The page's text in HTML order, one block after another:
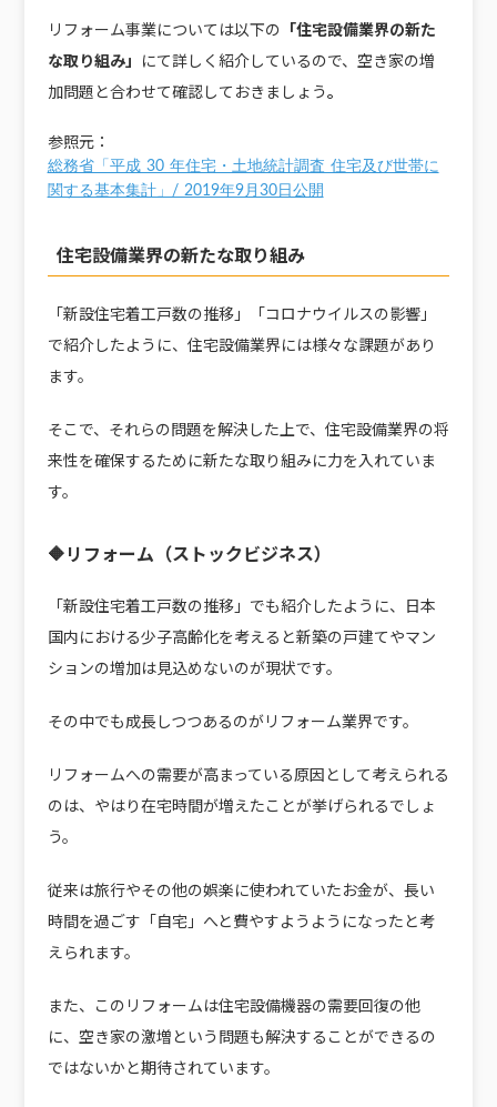
リフォーム事業については以下の 「住宅設備業界の新た
な取り組み」
にて詳しく紹介しているので、空き家の増
加問題と合わせて確認しておきましょう。
参照元：
総務省「平成 30 年住宅・土地統計調査 住宅及び世帯に
関する基本集計」/ 2019年9月30日公開
住宅設備業界の新たな取り組み
「新設住宅着工戸数の推移」「コロナウイルスの影響」
で紹介したように、住宅設備業界には様々な課題があり
ます。
そこで、それらの問題を解決した上で、住宅設備業界の将
来性を確保するために新たな取り組みに力を入れていま
す。
🔶リフォーム（ストックビジネス）
「新設住宅着工戸数の推移」でも紹介したように、日本
国内における少子高齢化を考えると新築の戸建てやマン
ションの増加は見込めないのが現状です。
その中でも成長しつつあるのがリフォーム業界です。
リフォームへの需要が高まっている原因として考えられる
のは、やはり在宅時間が増えたことが挙げられるでしょ
う。
従来は旅行やその他の娯楽に使われていたお金が、長い
時間を過ごす「自宅」へと費やすようようになったと考
えられます。
また、このリフォームは住宅設備機器の需要回復の他
に、空き家の激増という問題も解決することができるの
ではないかと期待されています。